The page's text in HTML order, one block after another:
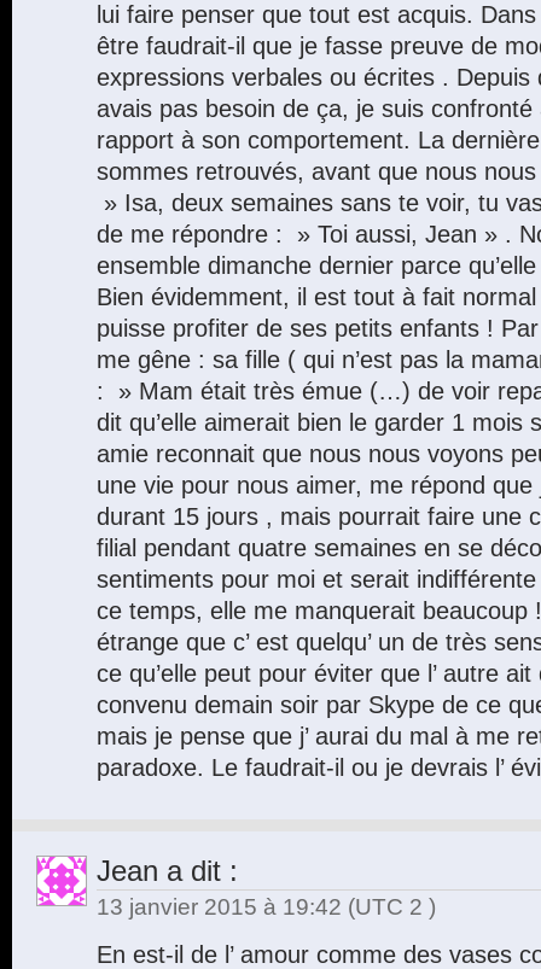
lui faire penser que tout est acquis.
être faudrait-il que je fasse preuve de
expressions verbales ou écrites . Depuis
avais pas besoin de ça, je suis
rapport à son comportement. La
sommes retrouvés, avant que nous
» Isa, deux semaines sans te voir, tu
de me répondre : » Toi aussi, Jean » .
ensemble dimanche dernier parce
Bien évidemment, il est tout à fait normal
puisse profiter de ses petits enfants !
me gêne : sa fille ( qui n’est pas la
: » Mam était très émue (…) de voir
dit qu’elle aimerait bien le garder 1 mois
amie reconnait que nous nous voyons
une vie pour nous aimer, me répond
durant 15 jours , mais pourrait faire une
filial pendant quatre semaines en se
sentiments pour moi et serait
ce temps, elle me manquerait beaucoup !
étrange que c’ est quelqu’ un de très
ce qu’elle peut pour éviter que l’ autre
convenu demain soir par Skype de ce
mais je pense que j’ aurai du mal à me
paradoxe. Le faudrait-il ou je devrais l’
Jean a dit :
13 janvier 2015 à 19:42 (UTC 2 )
En est-il de l’ amour comme des vases